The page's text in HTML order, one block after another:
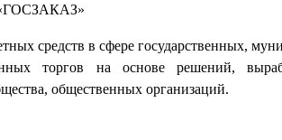
средств в сфере государственных,
торгов на основе решений,
общественных организаций.